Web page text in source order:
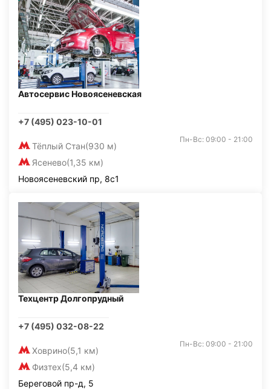
Автосервис Новоясеневская
+7 (495) 023-10-01
Тёплый Стан(930 м)
Ясенево(1,35 км)
Пн-Вс: 09:00 - 21:00
Новоясеневский пр, 8с1
Техцентр Долгопрудный
+7 (495) 032-08-22
Ховрино(5,1 км)
Физтех(5,4 км)
Пн-Вс: 09:00 - 21:00
Береговой пр-д, 5